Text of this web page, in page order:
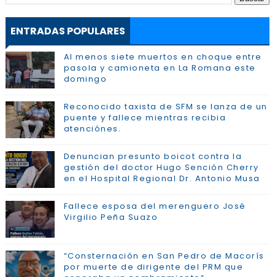
ENTRADAS POPULARES
Al menos siete muertos en choque entre
pasola y camioneta en La Romana este
domingo
Reconocido taxista de SFM se lanza de un
puente y fallece mientras recibia
atenciónes.
Denuncian presunto boicot contra la
gestión del doctor Hugo Sención Cherry
en el Hospital Regional Dr. Antonio Musa
Fallece esposa del merenguero José
Virgilio Peña Suazo
“Consternación en San Pedro de Macorís
por muerte de dirigente del PRM que